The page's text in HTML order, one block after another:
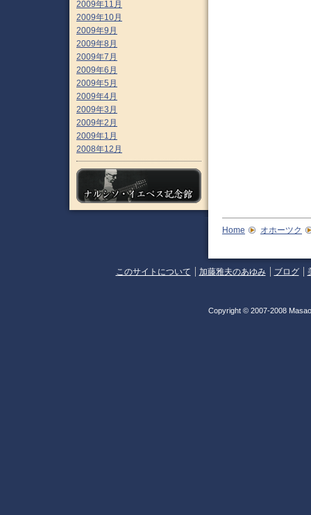
2009年11月
2009年10月
2009年9月
2009年8月
2009年7月
2009年6月
2009年5月
2009年4月
2009年3月
2009年2月
2009年1月
2008年12月
Home オホーツク
このサイトについて 加藤雅夫のあゆみ ブログ
Copyright © 2007-2008